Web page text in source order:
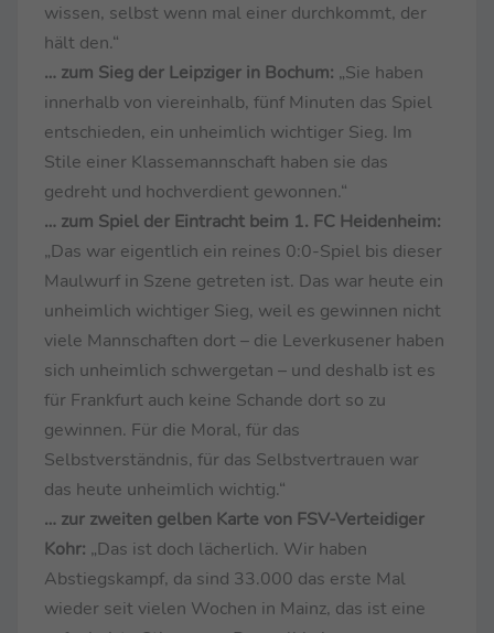
wissen, selbst wenn mal einer durchkommt, der
hält den.“
… zum Sieg der Leipziger in Bochum: „Sie haben
innerhalb von viereinhalb, fünf Minuten das Spiel
entschieden, ein unheimlich wichtiger Sieg. Im
Stile einer Klassemannschaft haben sie das
gedreht und hochverdient gewonnen.“
… zum Spiel der Eintracht beim 1. FC Heidenheim:
„Das war eigentlich ein reines 0:0-Spiel bis dieser
Maulwurf in Szene getreten ist. Das war heute ein
unheimlich wichtiger Sieg, weil es gewinnen nicht
viele Mannschaften dort – die Leverkusener haben
sich unheimlich schwergetan – und deshalb ist es
für Frankfurt auch keine Schande dort so zu
gewinnen. Für die Moral, für das
Selbstverständnis, für das Selbstvertrauen war
das heute unheimlich wichtig.“
… zur zweiten gelben Karte von FSV-Verteidiger
Kohr: „Das ist doch lächerlich. Wir haben
Abstiegskampf, da sind 33.000 das erste Mal
wieder seit vielen Wochen in Mainz, das ist eine